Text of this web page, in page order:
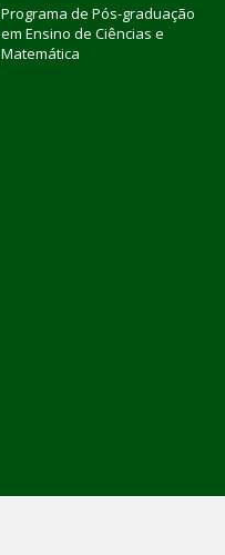
Programa de Pós-graduação
em Ensino de Ciências e
Matemática